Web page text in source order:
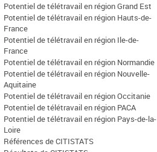
Potentiel de télétravail en région Grand Est
Potentiel de télétravail en région Hauts-de-
France
Potentiel de télétravail en région Ile-de-
France
Potentiel de télétravail en région Normandie
Potentiel de télétravail en région Nouvelle-
Aquitaine
Potentiel de télétravail en région Occitanie
Potentiel de télétravail en région PACA
Potentiel de télétravail en région Pays-de-la-
Loire
Références de CITISTATS